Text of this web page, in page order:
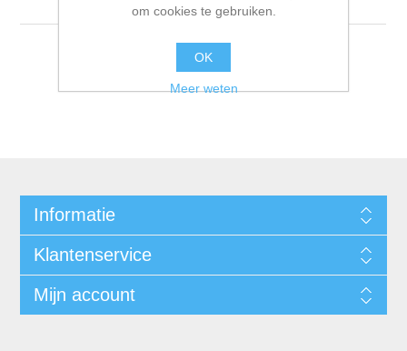
06.14.01 ZAKLAMPEN & ANDERE
Informatie
Klantenservice
Mijn account
om cookies te gebruiken.
OK
Meer weten